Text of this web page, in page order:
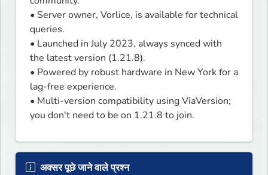
• Server owner, Vorlice, is available for technical
queries.
️• Launched in July 2023, always synced with
the latest version (1.21.8).
• Powered by robust hardware in New York for a
lag-free experience.
• Multi-version compatibility using ViaVersion;
you don't need to be on 1.21.8 to join.
अक्सर पूछे जाने वाले प्रश्न